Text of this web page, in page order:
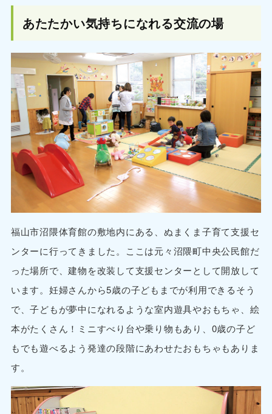
あたたかい気持ちになれる交流の場
福山市沼隈体育館の敷地内にある、ぬまくま子育て支援セ
ンターに行ってきました。ここは元々沼隈町中央公民館だ
った場所で、建物を改装して支援センターとして開放して
います。妊婦さんから5歳の子どもまでが利用できるそう
で、子どもが夢中になれるような室内遊具やおもちゃ、絵
本がたくさん！ミニすべり台や乗り物もあり、0歳の子ど
もでも遊べるよう発達の段階にあわせたおもちゃもありま
す。